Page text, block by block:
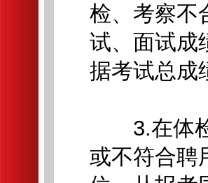
检、考察不
试、面试成
据考试总成
3.在体检
或不符合聘